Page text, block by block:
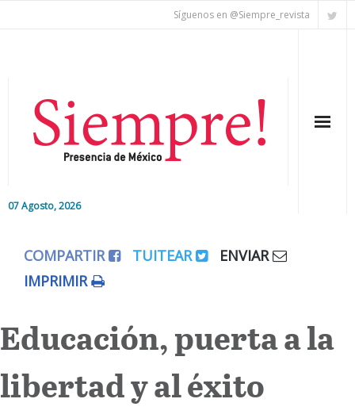
Síguenos en @Siempre_revista
07 Agosto, 2026
Editorial
Colaboradores
Internacional
COMPARTIR TUITEAR
ENVIAR
IMPRIMIR
Educación, puerta a la
libertad y al éxito